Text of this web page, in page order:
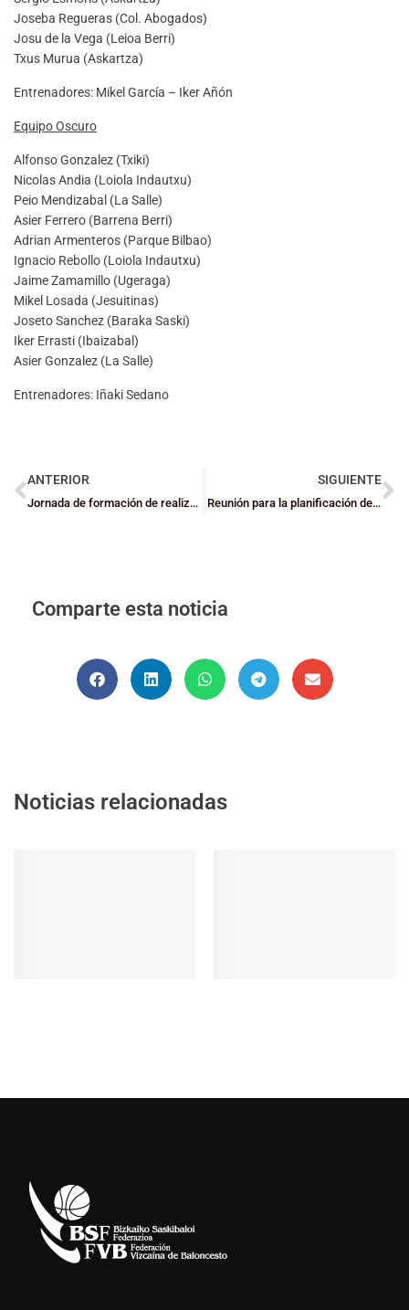
Joseba Regueras (Col. Abogados)
Josu de la Vega (Leioa Berri)
Txus Murua (Askartza)
Entrenadores: Mikel García – Iker Añón
Equipo Oscuro
Alfonso Gonzalez (Txiki)
Nicolas Andia (Loiola Indautxu)
Peio Mendizabal (La Salle)
Asier Ferrero (Barrena Berri)
Adrian Armenteros (Parque Bilbao)
Ignacio Rebollo (Loiola Indautxu)
Jaime Zamamillo (Ugeraga)
Mikel Losada (Jesuitinas)
Joseto Sanchez (Baraka Saski)
Iker Errasti (Ibaizabal)
Asier Gonzalez (La Salle)
Entrenadores: Iñaki Sedano
ANTERIOR
Jornada de formación de realización de actas para Eskola Laguntzailes
SIGUIENTE
Reunión para la planificación de las competiciones escolares para la temporada 2018/2019
Comparte esta noticia
Noticias relacionadas